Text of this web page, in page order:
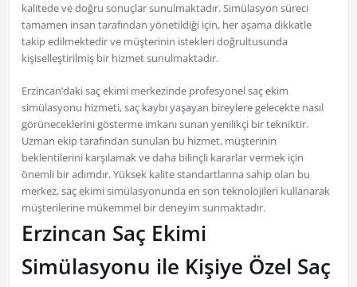
kalitede ve doğru sonuçlar sunulmaktadır. Simülasyon süreci
tamamen insan tarafından yönetildiği için, her aşama dikkatle
takip edilmektedir ve müşterinin istekleri doğrultusunda
kişiselleştirilmiş bir hizmet sunulmaktadır.
Erzincan’daki saç ekimi merkezinde profesyonel saç ekim
simülasyonu hizmeti, saç kaybı yaşayan bireylere gelecekte nasıl
görüneceklerini gösterme imkanı sunan yenilikçi bir tekniktir.
Uzman ekip tarafından sunulan bu hizmet, müşterinin
beklentilerini karşılamak ve daha bilinçli kararlar vermek için
önemli bir adımdır. Yüksek kalite standartlarına sahip olan bu
merkez, saç ekimi simülasyonunda en son teknolojileri kullanarak
müşterilerine mükemmel bir deneyim sunmaktadır.
Erzincan Saç Ekimi
Simülasyonu ile Kişiye Özel Saç